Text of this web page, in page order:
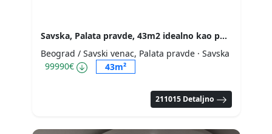
Savska, Palata pravde, 43m2 idealno kao poslovni prostor ID#
Beograd / Savski venac, Palata pravde · Savska
99990€
43m²
211015 Detaljno